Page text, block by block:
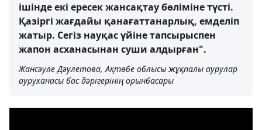
ішінде екі ересек жансақтау бөліміне түсті.
Қазіргі жағдайы қанағаттанарлық, емделіп
жатыр. Сегіз науқас үйіне тапсырыспен
жапон асханасынан суши алдырған".
Жансәуле Дәулетова, Ақтөбе облысы жұқпалы аурулар
ауруханасы бас дәрігерінің орынбасары